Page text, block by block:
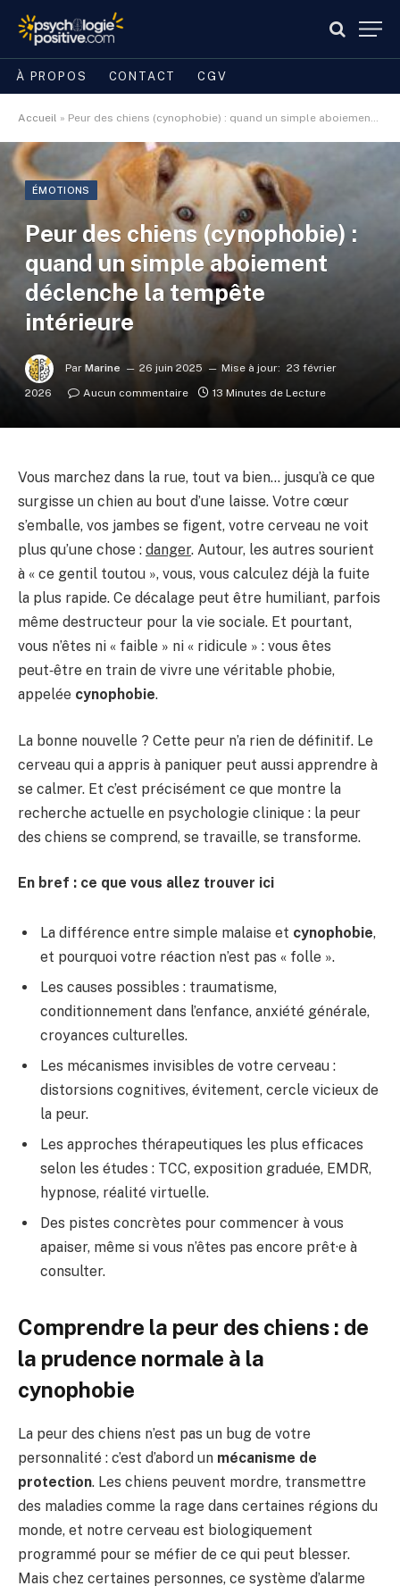
À PROPOS CONTACT CGV
Accueil » Peur des chiens (cynophobie) : quand un simple aboiement déclenche la tempête intérieure
ÉMOTIONS
Peur des chiens (cynophobie) :
quand un simple aboiement
déclenche la tempête
intérieure
Par Marine 26 juin 2025 Mise à jour: 23 février
2026
Aucun commentaire 13 Minutes de Lecture
Vous marchez dans la rue, tout va bien… jusqu’à ce que
surgisse un chien au bout d’une laisse. Votre cœur
s’emballe, vos jambes se figent, votre cerveau ne voit
plus qu’une chose : danger. Autour, les autres sourient
à « ce gentil toutou », vous, vous calculez déjà la fuite
la plus rapide. Ce décalage peut être humiliant, parfois
même destructeur pour la vie sociale. Et pourtant,
vous n’êtes ni « faible » ni « ridicule » : vous êtes
peut‑être en train de vivre une véritable phobie,
appelée cynophobie.
La bonne nouvelle ? Cette peur n’a rien de définitif. Le
cerveau qui a appris à paniquer peut aussi apprendre à
se calmer. Et c’est précisément ce que montre la
recherche actuelle en psychologie clinique : la peur
des chiens se comprend, se travaille, se transforme.
En bref : ce que vous allez trouver ici
La différence entre simple malaise et cynophobie,
et pourquoi votre réaction n’est pas « folle ».
Les causes possibles : traumatisme,
conditionnement dans l’enfance, anxiété générale,
croyances culturelles.
Les mécanismes invisibles de votre cerveau :
distorsions cognitives, évitement, cercle vicieux de
la peur.
Les approches thérapeutiques les plus efficaces
selon les études : TCC, exposition graduée, EMDR,
hypnose, réalité virtuelle.
Des pistes concrètes pour commencer à vous
apaiser, même si vous n’êtes pas encore prêt·e à
consulter.
Comprendre la peur des chiens : de
la prudence normale à la
cynophobie
La peur des chiens n’est pas un bug de votre
personnalité : c’est d’abord un mécanisme de
protection. Les chiens peuvent mordre, transmettre
des maladies comme la rage dans certaines régions du
monde, et notre cerveau est biologiquement
programmé pour se méfier de ce qui peut blesser.
Mais chez certaines personnes, ce système d’alarme